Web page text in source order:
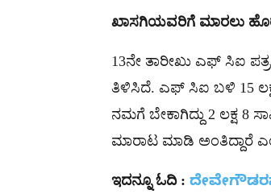
ಖಾಸಗಿಯವರಿಗೆ ಮಾರಲು
13ನೇ ತಾರೀಖು ಎಫ್ ಸಿಐ
ತಿಳಿಸಿದೆ. ಎಫ್ ಸಿಐ ಬಳಿ 15
ನಮಗೆ ಬೇಕಾಗಿದ್ದು 2 ಲಕ್ಷ
ಮಾರಾಟ ಮಾಡಿ ಅಂತಿದ್ದಾರೆ
ಇದನ್ನೂ ಓದಿ :